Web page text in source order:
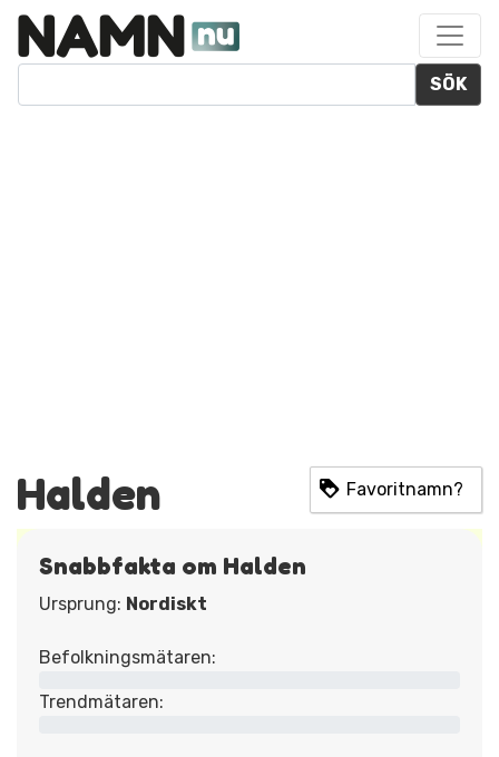
SÖK
Halden Favoritnamn?
Snabbfakta om Halden
Ursprung: Nordiskt
Befolkningsmätaren:
Trendmätaren: